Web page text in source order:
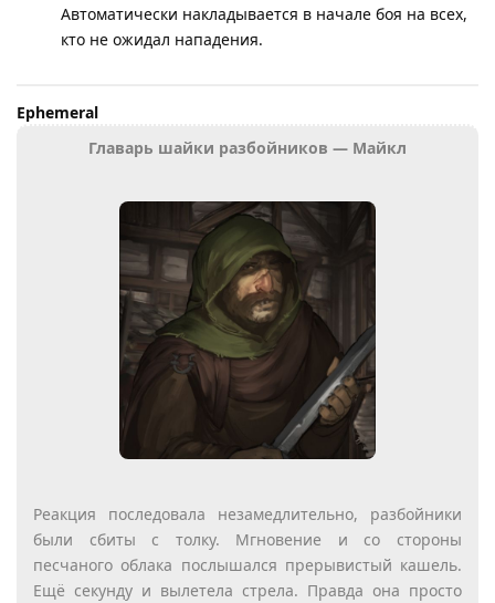
Автоматически накладывается в начале боя на всех,
кто не ожидал нападения.
Ephemeral
Главарь шайки разбойников — Майкл
Реакция последовала незамедлительно, разбойники
были сбиты с толку. Мгновение и со стороны
песчаного облака послышался прерывистый кашель.
Ещё секунду и вылетела стрела. Правда она просто